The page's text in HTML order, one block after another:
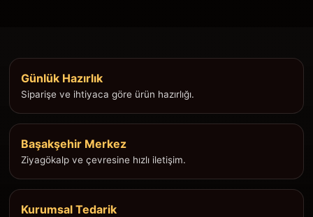
Günlük Hazırlık
Siparişe ve ihtiyaca göre ürün hazırlığı.
Başakşehir Merkez
Ziyagökalp ve çevresine hızlı iletişim.
Kurumsal Tedarik